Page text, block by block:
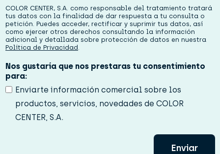
c
i
d
a
d
*
COLOR CENTER, S.A. como responsable del tratamiento tratará
tus datos con la finalidad de dar respuesta a tu consulta o
petición. Puedes acceder, rectificar y suprimir tus datos, así
como ejercer otros derechos consultando la información
adicional y detallada sobre protección de datos en nuestra
Política de Privacidad
Nos gustaría que nos prestaras tu consentimiento
para:
Enviarte información comercial sobre los
productos, servicios, novedades de COLOR
CENTER, S.A.
Enviar